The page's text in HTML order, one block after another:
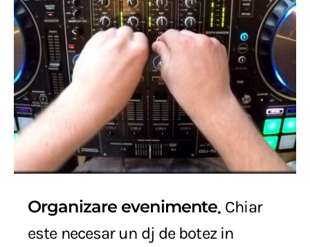
Organizare evenimente Chiar
este necesar un dj de botez in